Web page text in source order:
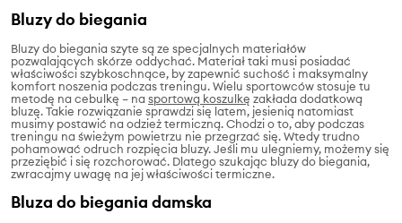
Bluzy do biegania
Bluzy do biegania szyte są ze specjalnych materiałów
pozwalających skórze oddychać. Materiał taki musi posiadać
właściwości szybkoschnące, by zapewnić suchość i maksymalny
komfort noszenia podczas treningu. Wielu sportowców stosuje tu
metodę na cebulkę – nasportową koszulkę zakłada dodatkową
bluzę. Takie rozwiązanie sprawdzi się latem, jesienią natomiast
musimy postawić na odzież termiczną. Chodzi o to, aby podczas
treningu na świeżym powietrzu nie przegrzać się. Wtedy trudno
pohamować odruch rozpięcia bluzy. Jeśli mu ulegniemy, możemy się
przeziębić i się rozchorować. Dlatego szukając bluzy do biegania,
zwracajmy uwagę na jej właściwości termiczne.
Bluza do biegania damska